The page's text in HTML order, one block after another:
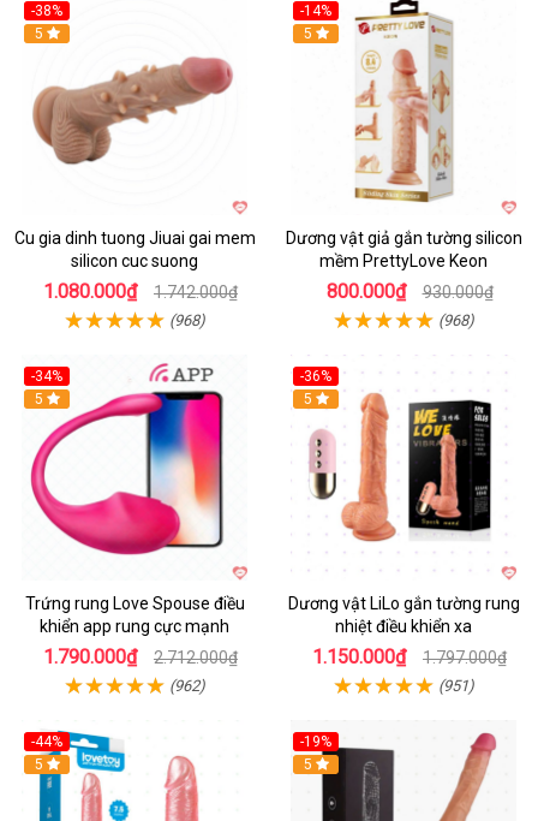
-38%
5
Cu gia dinh tuong Jiuai gai mem
silicon cuc suong
1.080.000₫ 1.742.000₫
(968)
-14%
5
Dương vật giả gắn tường silicon
mềm PrettyLove Keon
800.000₫ 930.000₫
(968)
-34%
5
Trứng rung Love Spouse điều
khiển app rung cực mạnh
1.790.000₫ 2.712.000₫
(962)
-36%
5
Dương vật LiLo gắn tường rung
nhiệt điều khiển xa
1.150.000₫ 1.797.000₫
(951)
-44%
Hot
5
-19%
Hot
5